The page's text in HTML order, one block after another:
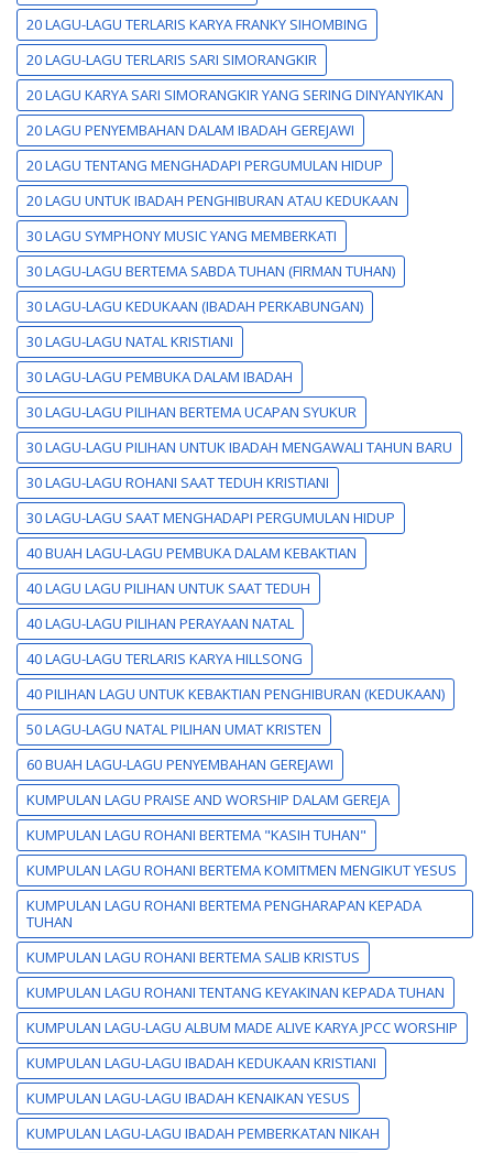
20 LAGU-LAGU TERLARIS KARYA FRANKY SIHOMBING
20 LAGU-LAGU TERLARIS SARI SIMORANGKIR
20 LAGU KARYA SARI SIMORANGKIR YANG SERING DINYANYIKAN
20 LAGU PENYEMBAHAN DALAM IBADAH GEREJAWI
20 LAGU TENTANG MENGHADAPI PERGUMULAN HIDUP
20 LAGU UNTUK IBADAH PENGHIBURAN ATAU KEDUKAAN
30 LAGU SYMPHONY MUSIC YANG MEMBERKATI
30 LAGU-LAGU BERTEMA SABDA TUHAN (FIRMAN TUHAN)
30 LAGU-LAGU KEDUKAAN (IBADAH PERKABUNGAN)
30 LAGU-LAGU NATAL KRISTIANI
30 LAGU-LAGU PEMBUKA DALAM IBADAH
30 LAGU-LAGU PILIHAN BERTEMA UCAPAN SYUKUR
30 LAGU-LAGU PILIHAN UNTUK IBADAH MENGAWALI TAHUN BARU
30 LAGU-LAGU ROHANI SAAT TEDUH KRISTIANI
30 LAGU-LAGU SAAT MENGHADAPI PERGUMULAN HIDUP
40 BUAH LAGU-LAGU PEMBUKA DALAM KEBAKTIAN
40 LAGU LAGU PILIHAN UNTUK SAAT TEDUH
40 LAGU-LAGU PILIHAN PERAYAAN NATAL
40 LAGU-LAGU TERLARIS KARYA HILLSONG
40 PILIHAN LAGU UNTUK KEBAKTIAN PENGHIBURAN (KEDUKAAN)
50 LAGU-LAGU NATAL PILIHAN UMAT KRISTEN
60 BUAH LAGU-LAGU PENYEMBAHAN GEREJAWI
KUMPULAN LAGU PRAISE AND WORSHIP DALAM GEREJA
KUMPULAN LAGU ROHANI BERTEMA "KASIH TUHAN"
KUMPULAN LAGU ROHANI BERTEMA KOMITMEN MENGIKUT YESUS
KUMPULAN LAGU ROHANI BERTEMA PENGHARAPAN KEPADA
TUHAN
KUMPULAN LAGU ROHANI BERTEMA SALIB KRISTUS
KUMPULAN LAGU ROHANI TENTANG KEYAKINAN KEPADA TUHAN
KUMPULAN LAGU-LAGU ALBUM MADE ALIVE KARYA JPCC WORSHIP
KUMPULAN LAGU-LAGU IBADAH KEDUKAAN KRISTIANI
KUMPULAN LAGU-LAGU IBADAH KENAIKAN YESUS
KUMPULAN LAGU-LAGU IBADAH PEMBERKATAN NIKAH